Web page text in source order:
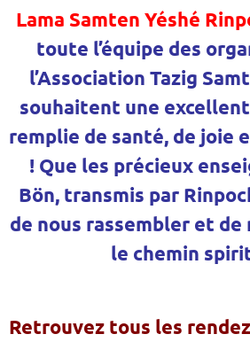
Lama Samten Yéshé
toute l’équipe des
l’Association Tazig
souhaitent une
remplie de santé, de joie
! Que les précieux
Bön, transmis par
de nous rassembler et de
le chemin
Retrouvez tous les